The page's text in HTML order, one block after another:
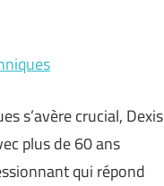
s’avère crucial, Dexis
plus de 60 ans
qui répond